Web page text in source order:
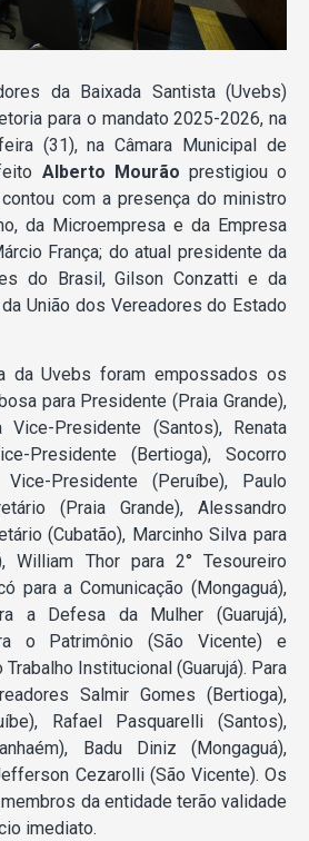
da Baixada Santista (Uvebs)
para o mandato 2025-2026, na
(31), na Câmara Municipal de
Alberto Mourão prestigiou o
com a presença do ministro
da Microempresa e da Empresa
França; do atual presidente da
do Brasil, Gilson Conzatti e da
União dos Vereadores do Estado
da Uvebs foram empossados os
para Presidente (Praia Grande),
Presidente (Santos), Renata
Presidente (Bertioga), Socorro
Presidente (Peruíbe), Paulo
(Praia Grande), Alessandro
(Cubatão), Marcinho Silva para
William Thor para 2° Tesoureiro
para a Comunicação (Mongaguá),
a Defesa da Mulher (Guarujá),
o Patrimônio (São Vicente) e
Institucional (Guarujá). Para
Salmir Gomes (Bertioga),
Rafael Pasquarelli (Santos),
Badu Diniz (Mongaguá),
Cezarolli (São Vicente). Os
da entidade terão validade
imediato.